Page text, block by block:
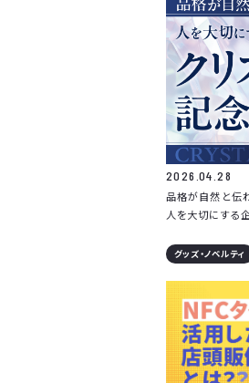
2026.04.28
品格が自然と伝
人を大切にする
グッズ・ノベルティ